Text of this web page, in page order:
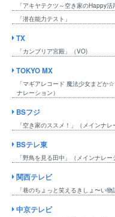
「アキヤテクツ～空き家のHappy
「潜在能力テスト」
TX
「カンブリア宮殿」（VO)
TOKYO MX
「マギアレコード 魔法少女まど
ナレーション）
BSフジ
「空き家のススメ！」（メインナレ
BSテレ東
「野鳥を見る田中」（メインナレー
関西テレビ
「巷のちょっと笑えるきしょ〜い
中京テレビ